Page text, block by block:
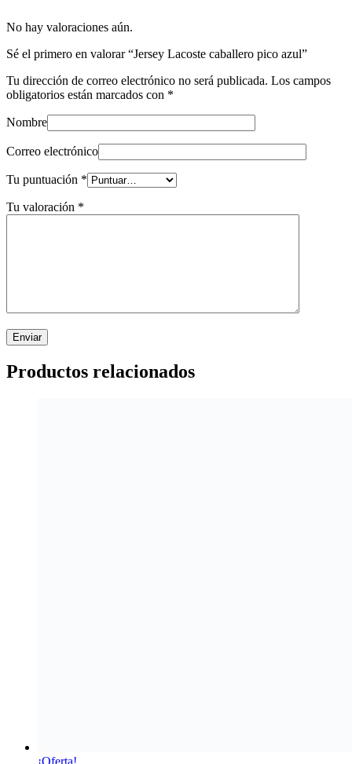
No hay valoraciones aún.
Sé el primero en valorar “Jersey Lacoste caballero pico azul”
Tu dirección de correo electrónico no será publicada. Los campos
obligatorios están marcados con *
Nombre
Correo electrónico
Tu puntuación *
Tu valoración *
Productos relacionados
¡Oferta!